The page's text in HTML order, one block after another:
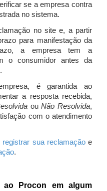
se a empresa contra
no sistema.
no site e, a partir
para manifestação da
a empresa tem a
o consumidor antes da
é garantida ao
a resposta recebida,
ouNão Resolvida,
com o atendimento
registrar sua reclamaçãoe
.
ao Procon em algum